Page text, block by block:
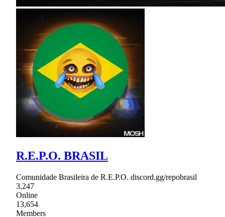
R.E.P.O. BRASIL
Comunidade Brasileira de R.E.P.O. discord.gg/repobrasil
3,247
Online
13,654
Members